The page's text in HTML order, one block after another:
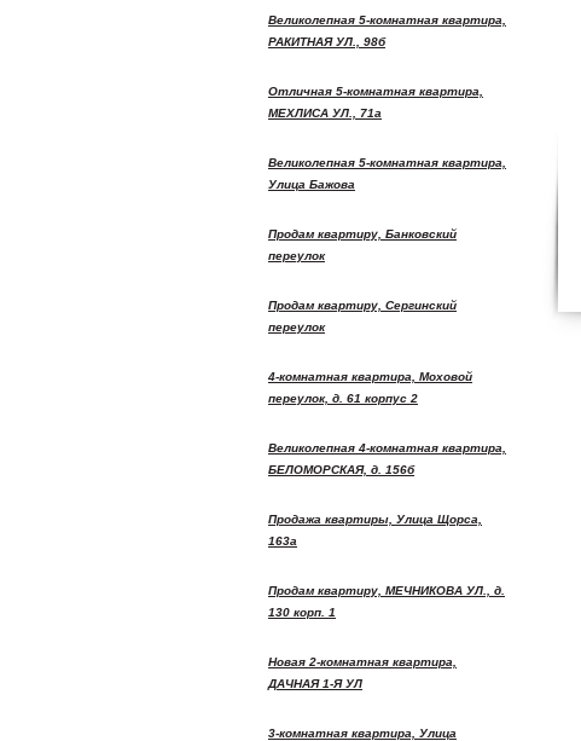
Великолепная 5-комнатная квартира,
РАКИТНАЯ УЛ., 98б
Отличная 5-комнатная квартира,
МЕХЛИСА УЛ., 71а
Великолепная 5-комнатная квартира,
Улица Бажова
Продам квартиру, Банковский
переулок
Продам квартиру, Сергинский
переулок
4-комнатная квартира, Моховой
переулок, д. 61 корпус 2
Великолепная 4-комнатная квартира,
БЕЛОМОРСКАЯ, д. 156б
Продажа квартиры, Улица Щорса,
163а
Продам квартиру, МЕЧНИКОВА УЛ., д.
130 корп. 1
Новая 2-комнатная квартира,
ДАЧНАЯ 1-Я УЛ
3-комнатная квартира, Улица